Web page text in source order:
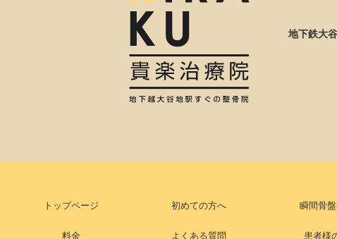
地下鉄大
トップページ 初めての方へ 瞬間骨
料金 よくある質問 患者様